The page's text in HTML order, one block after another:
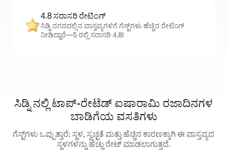
4.8 ಸರಾಸರಿ ರೇಟಿಂಗ್
ಸಿಡ್ನಿ ನಗರದಲ್ಲಿನ ವಾಸ್ತವ್ಯಗಳಿಗೆ ಗೆಸ್ಟ್‌ಗಳು ಹೆಚ್ಚಿನ ರೇಟಿಂಗ್
ನೀಡಿದ್ದಾರೆ—5 ರಲ್ಲಿ ಸರಾಸರಿ 4.8!
ಸಿಡ್ನಿ ನಲ್ಲಿ ಟಾಪ್-ರೇಟೆಡ್ ಐಷಾರಾಮಿ ರಜಾದಿನಗಳ
ಬಾಡಿಗೆಯ ವಸತಿಗಳು
ಗೆಸ್ಟ್‌ಗಳು ಒಪ್ಪುತ್ತಾರೆ: ಸ್ಥಳ, ಸ್ವಚ್ಛತೆ ಮತ್ತು ಹೆಚ್ಚಿನ ಕಾರಣಕ್ಕಾಗಿ ಈ ವಾಸ್ತವ್ಯದ
ಸ್ಥಳಗಳನ್ನು ಹೆಚ್ಚು ರೇಟ್ ಮಾಡಲಾಗುತ್ತದೆ.